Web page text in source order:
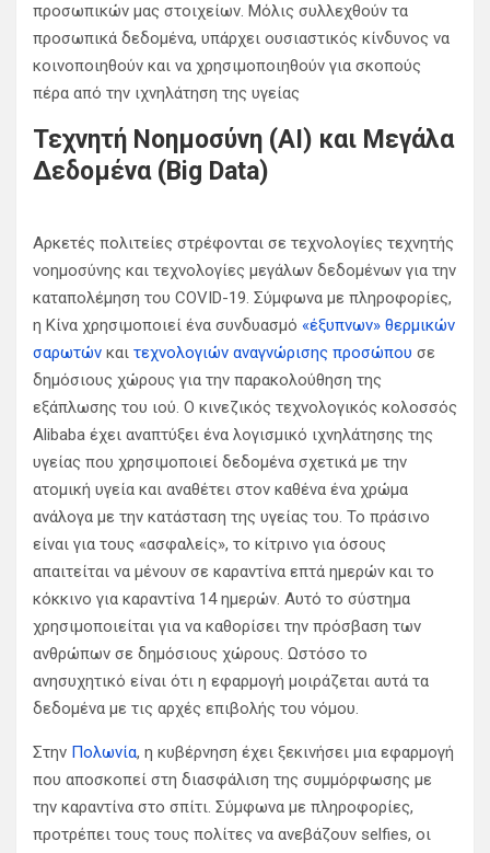
προσωπικών μας στοιχείων. Μόλις συλλεχθούν τα
προσωπικά δεδομένα, υπάρχει ουσιαστικός κίνδυνος να
κοινοποιηθούν και να χρησιμοποιηθούν για σκοπούς
πέρα από την ιχνηλάτηση της υγείας
Τεχνητή Νοημοσύνη (AI) και Μεγάλα
Δεδομένα(Big Data)
Αρκετές πολιτείες στρέφονται σε τεχνολογίες τεχνητής
νοημοσύνης και τεχνολογίες μεγάλων δεδομένων για την
καταπολέμηση του COVID-19. Σύμφωνα με πληροφορίες,
η Κίνα χρησιμοποιεί ένα συνδυασμό «έξυπνων» θερμικών
σαρωτών και τεχνολογιών αναγνώρισης προσώπου σε
δημόσιους χώρους για την παρακολούθηση της
εξάπλωσης του ιού. Ο κινεζικός τεχνολογικός κολοσσός
Alibaba έχει αναπτύξει ένα λογισμικό ιχνηλάτησης της
υγείας που χρησιμοποιεί δεδομένα σχετικά με την
ατομική υγεία και αναθέτει στον καθένα ένα χρώμα
ανάλογα με την κατάσταση της υγείας του. Το πράσινο
είναι για τους «ασφαλείς», το κίτρινο για όσους
απαιτείται να μένουν σε καραντίνα επτά ημερών και το
κόκκινο για καραντίνα 14 ημερών. Αυτό το σύστημα
χρησιμοποιείται για να καθορίσει την πρόσβαση των
ανθρώπων σε δημόσιους χώρους. Ωστόσο το
ανησυχητικό είναι ότι η εφαρμογή μοιράζεται αυτά τα
δεδομένα με τις αρχές επιβολής του νόμου.
Στην Πολωνία, η κυβέρνηση έχει ξεκινήσει μια εφαρμογή
που αποσκοπεί στη διασφάλιση της συμμόρφωσης με
την καραντίνα στο σπίτι. Σύμφωνα με πληροφορίες,
προτρέπει τους τους πολίτες να ανεβάζουν selfies, οι